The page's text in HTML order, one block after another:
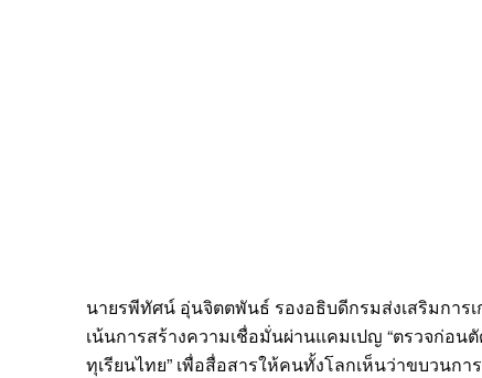
นายรพีทัศน์ อุ่นจิตตพันธ์ รองอธิบดีกรมส่งเสริมกา
เน้นการสร้างความเชื่อมั่นผ่านแคมเปญ “ตรวจก่อ
ทุเรียนไทย” เพื่อสื่อสารให้คนทั้งโลกเห็นว่าขบวนกา